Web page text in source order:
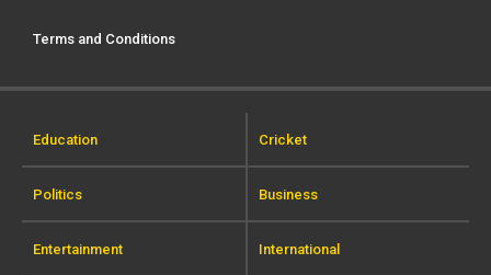
Terms and Conditions
Education Cricket
Politics Business
Entertainment International